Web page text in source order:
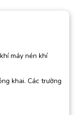
máy nén khí
khai. Các trường